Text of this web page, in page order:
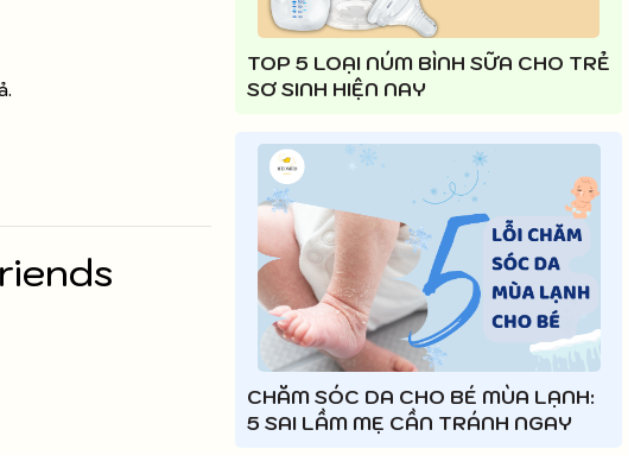
TOP 5 LOẠI NÚM BÌNH SỮA CHO TRẺ
SƠ SINH HIỆN NAY
CHĂM SÓC DA CHO BÉ MÙA LẠNH:
5 SAI LẦM MẸ CẦN TRÁNH NGAY